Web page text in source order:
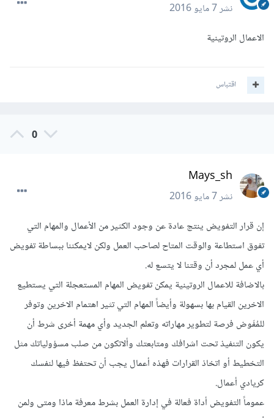
نشر7 مايو 2016
الاعمال الروتينية
اقتباس
0
Mays_sh
نشر7 مايو 2016
إن قرار التفويض ينتج عادة عن وجود الكثير من الأعمال والمهام التي
تفوق استطاعة والوقت المتاح لصاحب العمل ولكن لايمكننا ببساطة تفويض
أي عمل لمجرد أن وقتنا لا يتسع له.
بالاضافة للاعمال الروتينية يمكن تفويض المهام المستعجلة التي يستطيع
الاخرين القيام بها بسهولة وأيضاً المهام التي تثير اهتمام الاخرين وتوفر
للمُفَوض فرصة لتطوير مهاراته وتعلم الجديد وأي مهمة أخرى شرط أن
يكون التنفيذ تحت اشرافك ومتابعتك وألاتكون من صلب مسؤولياتك مثل
التخطيط أو اتخاذ القرارات فهذه أعمال يجب أن تحتفظ فيها لنفسك
كريادي أعمال.
عموماً التفويض أداة فعالة في إدارة العمل بشرط معرفة ماذا ومتى ولمن